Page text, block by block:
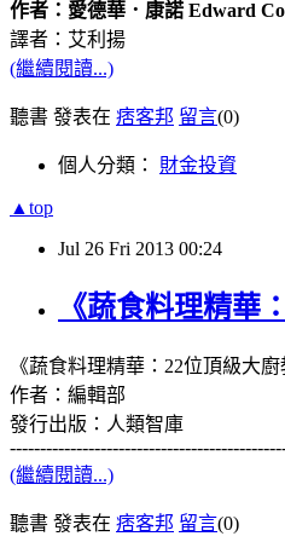
作者：愛德華．康諾 Edward
譯者：艾利揚
(繼續閱讀...)
聽書 發表在 痞客邦 留言(0)
個人分類： 財金投資
▲top
Jul 26 Fri 2013 00:24
《蔬食料理精華
《蔬食料理精華： 22位頂級大廚
作者：編輯部
發行出版：人類智庫
(繼續閱讀...)
聽書 發表在 痞客邦 留言(0)